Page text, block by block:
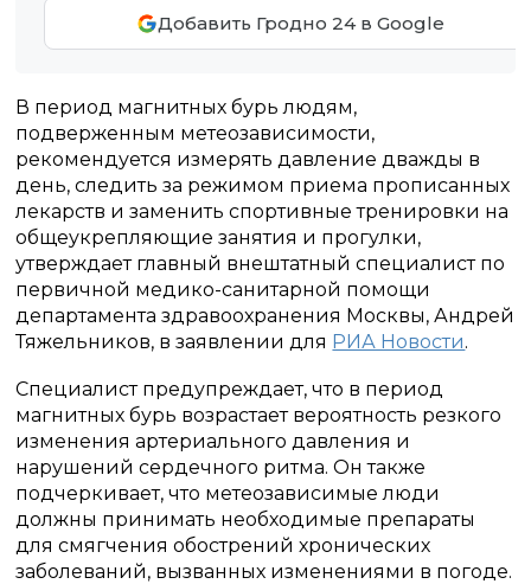
Добавить Гродно 24 в Google
В период магнитных бурь людям,
подверженным метеозависимости,
рекомендуется измерять давление дважды в
день, следить за режимом приема прописанных
лекарств и заменить спортивные тренировки на
общеукрепляющие занятия и прогулки,
утверждает главный внештатный специалист по
первичной медико-санитарной помощи
департамента здравоохранения Москвы, Андрей
Тяжельников, в заявлении для РИА Новости.
Специалист предупреждает, что в период
магнитных бурь возрастает вероятность резкого
изменения артериального давления и
нарушений сердечного ритма. Он также
подчеркивает, что метеозависимые люди
должны принимать необходимые препараты
для смягчения обострений хронических
заболеваний, вызванных изменениями в погоде.